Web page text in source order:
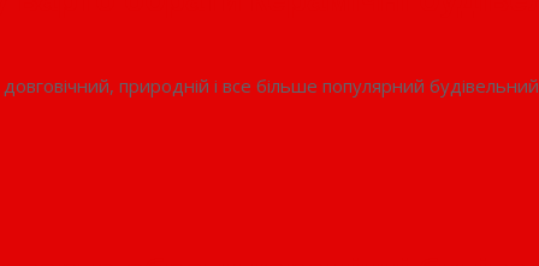
природній і все більше популярний